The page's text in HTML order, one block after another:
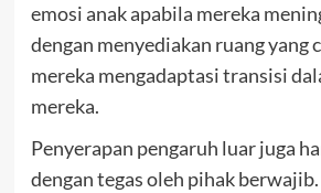
emosi anak apabila mereka
dengan menyediakan ruang yang
mereka mengadaptasi transisi
mereka.
Penyerapan pengaruh luar juga
dengan tegas oleh pihak